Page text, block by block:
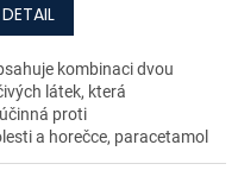
DETAIL
kombinaci dvou
látek, která
proti
a horečce, paracetamol